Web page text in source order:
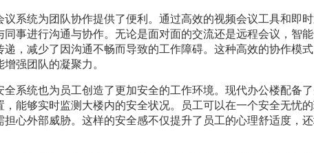
议系统为团队协作提供了便利。通过高效的视频会议工具和即
同事进行沟通与协作。无论是面对面的交流还是远程会议，智
递，减少了因沟通不畅而导致的工作障碍。这种高效的协作模
强团队的凝聚力。
全系统也为员工创造了更加安全的工作环境。现代办公楼配备
，能够实时监测大楼内的安全状况。员工可以在一个安全无忧
担心外部威胁。这样的安全感不仅提升了员工的心理舒适度，